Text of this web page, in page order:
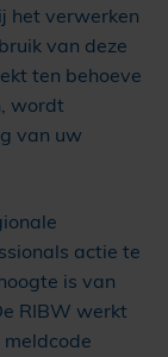
het verwerken
van deze
ten behoeve
wordt
van uw
actie te
is van
RIBW werkt